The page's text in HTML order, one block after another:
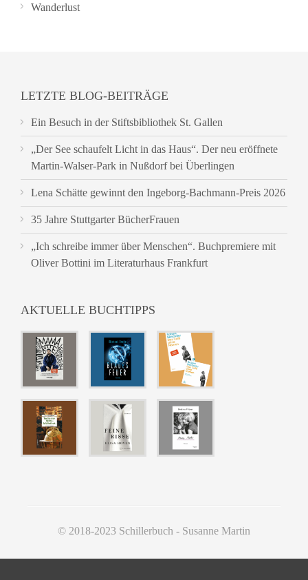
Wanderlust
LETZTE BLOG-BEITRÄGE
Ein Besuch in der Stiftsbibliothek St. Gallen
„Der See schaufelt Licht in das Haus“. Der neu eröffnete
Martin-Walser-Park in Nußdorf bei Überlingen
Lena Schätte gewinnt den Ingeborg-Bachmann-Preis 2026
35 Jahre Stuttgarter BücherFrauen
„Ich schreibe immer über Menschen“. Buchpremiere mit
Oliver Bottini im Literaturhaus Frankfurt
AKTUELLE BUCHTIPPS
© 2018-2023 Schillerbuch - Susanne Martin